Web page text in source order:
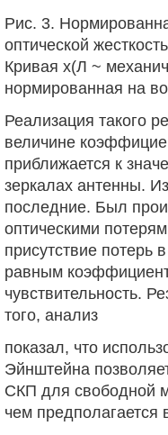
Рис. 3.
оптической
Кривая х(Л ~
нормированная на
Реализация такого
величине
приближается к
зеркалах антенны.
последние. Был
оптическими
присутствие потерь
равным
чувствительность.
того, анализ
показал, что
Эйнштейна
СКП для свободной
чем предполагается